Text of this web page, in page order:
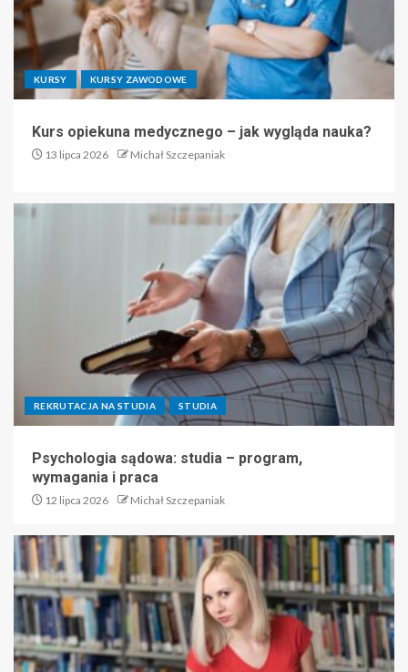
KURSY KURSY ZAWODOWE
Kurs opiekuna medycznego – jak wygląda nauka?
13 lipca 2026 Michał Szczepaniak
REKRUTACJA NA STUDIA STUDIA
Psychologia sądowa: studia – program,
wymagania i praca
12 lipca 2026 Michał Szczepaniak